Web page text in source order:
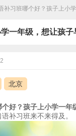
补习班哪个好？孩子上小
一年级，想让孩子
北京
好？孩子上小学一年
补习班来不来得及。